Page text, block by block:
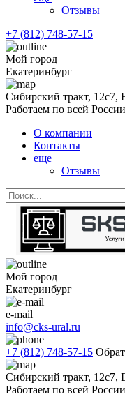
Отзывы
+7 (812) 748-57-15
Мой город
Екатеринбург
Сибирский тракт, 12с7,
Работаем по всей России
О компании
Контакты
еще
Отзывы
Мой город
Екатеринбург
e-mail
info@cks-ural.ru
+7 (812) 748-57-15
Сибирский тракт, 12с7,
Работаем по всей России